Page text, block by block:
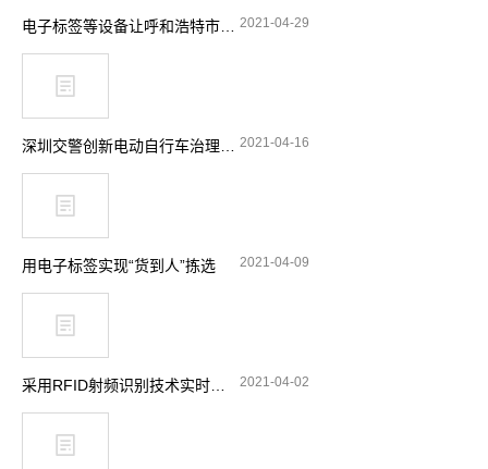
2021-04-29
2021-04-16
用电子标签实现“货到人”拣选 2021-04-09
2021-04-02